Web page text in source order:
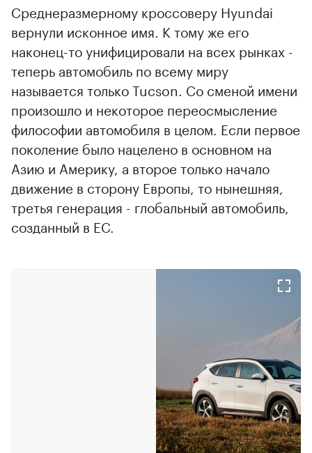
Среднеразмерному кроссоверу Hyundai
вернули исконное имя. К тому же его
наконец-то унифицировали на всех рынках -
теперь автомобиль по всему миру
называется только Tucson. Со сменой имени
произошло и некоторое переосмысление
философии автомобиля в целом. Если первое
поколение было нацелено в основном на
Азию и Америку, а второе только начало
движение в сторону Европы, то нынешняя,
третья генерация - глобальный автомобиль,
созданный в ЕС.